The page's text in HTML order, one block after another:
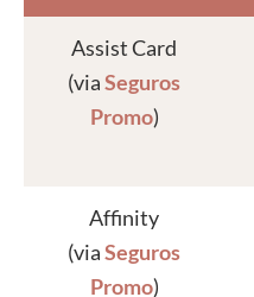
Assist Card
(viaSeguros
Promo)
Affinity
(viaSeguros
Promo)